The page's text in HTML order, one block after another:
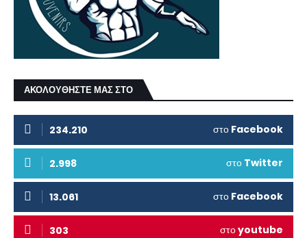
ΑΚΟΛΟΥΘΗΣΤΕ ΜΑΣ ΣΤΟ
234.210 στο Facebook
2.998 στο Twitter
13.061 στο Facebook
303 στοyoutube